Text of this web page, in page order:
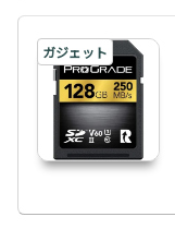
ガジェット